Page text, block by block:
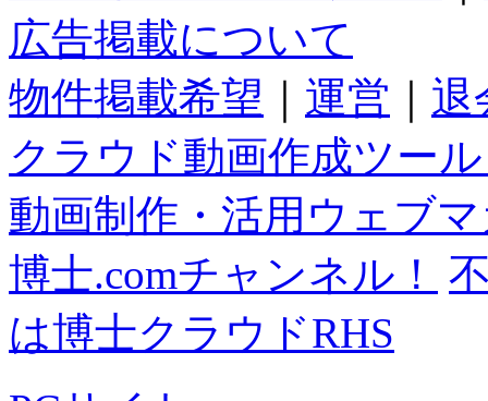
広告掲載について
物件掲載希望
運営
退
クラウド動画作成ツー
動画制作・活用ウェブ
博士.comチャンネル！
は博士クラウドRHS